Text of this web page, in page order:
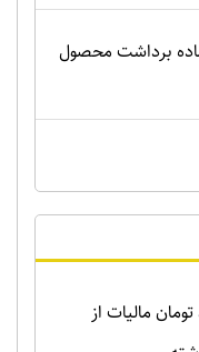
برداشت محصول
تومان مالیات از